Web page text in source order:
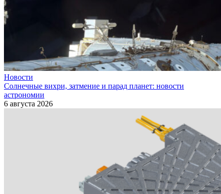
Новости
Солнечные вихри, затмение и парад планет: новости
астрономии
6 августа 2026